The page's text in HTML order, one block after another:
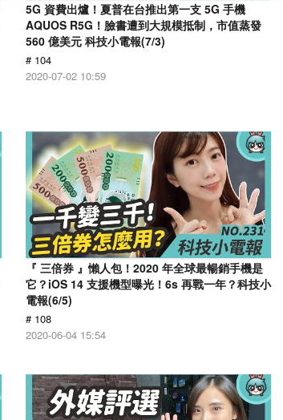
5G 資費出爐！夏普在台推出第一支 5G 手機
AQUOS R5G！臉書遭到大規模抵制，市值蒸發
560 億美元 科技小電報(7/3)
# 104
2020-07-02 10:59
『 三倍券 』懶人包！2020 年全球最暢銷手機是
它？iOS 14 支援機型曝光！6s 再戰一年？科技小
電報(6/5)
# 108
2020-06-04 15:54